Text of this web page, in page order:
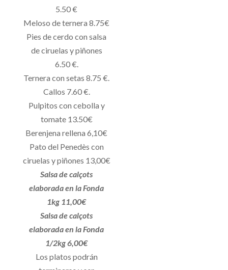
5.50 €
Meloso de ternera 8.75€
Pies de cerdo con salsa
de ciruelas y piñones
6.50 €.
Ternera con setas 8.75 €.
Callos 7.60 €.
Pulpitos con cebolla y
tomate 13.50€
Berenjena rellena 6,10€
Pato del Penedès con
ciruelas y piñones 13,00€
Salsa de calçots
elaborada en la Fonda
1kg 11,00€
Salsa de calçots
elaborada en la Fonda
1/2kg 6,00€
Los platos podrán